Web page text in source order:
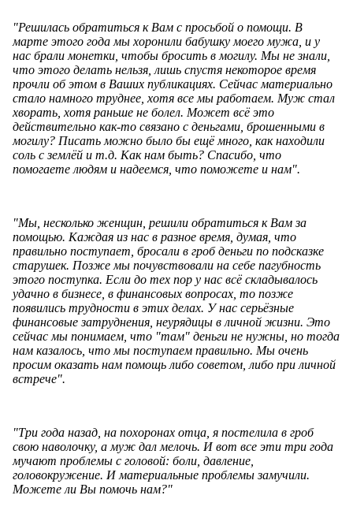
"Решилась обратиться к Вам с просьбой о помощи. В
марте этого года мы хоронили бабушку моего мужа, и у
нас брали монетки, чтобы бросить в могилу. Мы не знали,
что этого делать нельзя, лишь спустя некоторое время
прочли об этом в Ваших публикациях. Сейчас материально
стало намного труднее, хотя все мы работаем. Муж стал
хворать, хотя раньше не болел. Может всё это
действительно как-то связано с деньгами, брошенными в
могилу? Писать можно было бы ещё много, как находили
соль с землёй и т.д. Как нам быть? Спасибо, что
помогаете людям и надеемся, что поможете и нам".
"Мы, несколько женщин, решили обратиться к Вам за
помощью. Каждая из нас в разное время, думая, что
правильно поступает, бросали в гроб деньги по подсказке
старушек. Позже мы почувствовали на себе пагубность
этого поступка. Если до тех пор у нас всё складывалось
удачно в бизнесе, в финансовых вопросах, то позже
появились трудности в этих делах. У нас серьёзные
финансовые затруднения, неурядицы в личной жизни. Это
сейчас мы понимаем, что "там" деньги не нужны, но тогда
нам казалось, что мы поступаем правильно. Мы очень
просим оказать нам помощь либо советом, либо при личной
встрече".
"Три года назад, на похоронах отца, я постелила в гроб
свою наволочку, а муж дал мелочь. И вот все эти три года
мучают проблемы с головой: боли, давление,
головокружение. И материальные проблемы замучили.
Можете ли Вы помочь нам?"